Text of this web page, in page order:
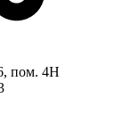
пом. 4Н